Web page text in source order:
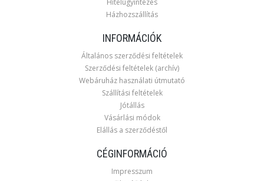
Hitelügyintézés
Házhozszállítás
INFORMÁCIÓK
Általános szerződési feltételek
Szerződési feltételek (archív)
Webáruház használati útmutató
Szállítási feltételek
Jótállás
Vásárlási módok
Elállás a szerződéstől
CÉGINFORMÁCIÓ
Impresszum